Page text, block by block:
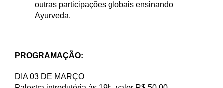
outras participações globais ensinando
Ayurveda.
PROGRAMAÇÃO:
DIA 03 DE MARÇO